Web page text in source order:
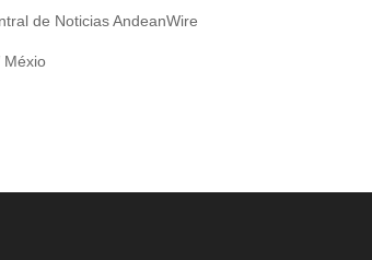
de Noticias AndeanWire
Méxio